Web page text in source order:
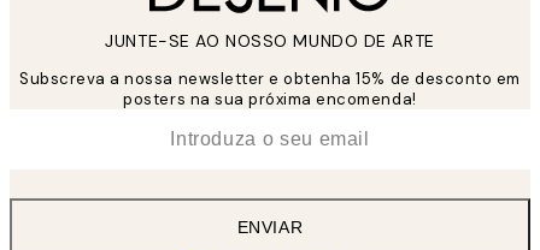
JUNTE-SE AO NOSSO MUNDO DE ARTE
Subscreva a nossa newsletter e obtenha 15% de desconto em
posters na sua próxima encomenda!
ENVIAR